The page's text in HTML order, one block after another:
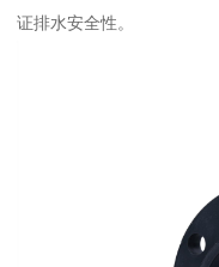
证排水安全性。